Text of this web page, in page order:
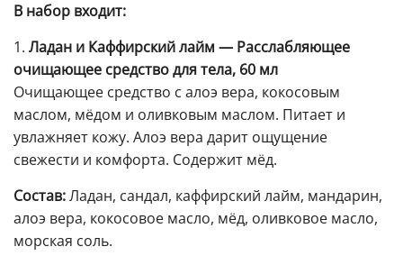
В набор входит:
1. Ладан и Каффирский лайм — Расслабляющее
очищающее средство для тела, 60 мл
Очищающее средство с алоэ вера, кокосовым
маслом, мёдом и оливковым маслом. Питает и
увлажняет кожу. Алоэ вера дарит ощущение
свежести и комфорта. Содержит мёд.
Состав:Ладан, сандал, каффирский лайм, мандарин,
алоэ вера, кокосовое масло, мёд, оливковое масло,
морская соль.